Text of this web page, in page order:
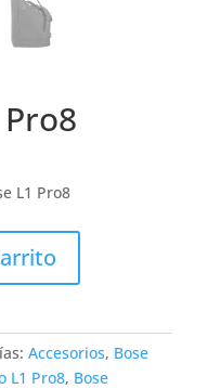
L1 Pro8
Accesorios, Bose
L1 Pro8, Bose